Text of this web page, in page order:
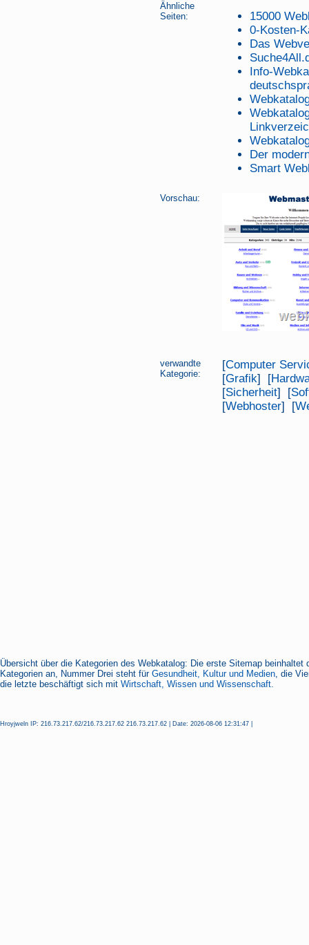
Ähnliche
Seiten:
15000
0-Kosten-
Das
Info-
Der
Smart
Vorschau:
verwandte
Kategorie:
[Computer
[Grafik] [
[Sicherheit] [
[Webhoster] [
Übersicht über die Kategorien des Webkatalog: Die erste Sitemap beinhaltet
Kategorien an, Nummer Drei steht für Gesundheit, Kultur und Medien, die
die letzte beschäftigt sich mit Wirtschaft, Wissen und Wissenschaft.
Hroyjweln IP: 216.73.217.62/216.73.217.62 216.73.217.62 | Date: 2026-08-06 12:31:47 |